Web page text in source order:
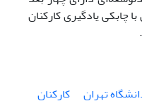
چابکی یادگیری کارکنان
تهران
کارکنان